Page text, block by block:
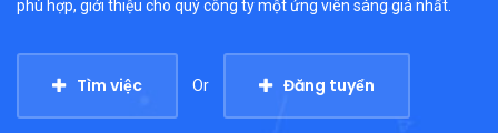
phù hợp, giới thiệu cho quý công ty một ứng viên sáng giá nhất.
Tìm việc Or Đăng tuyển